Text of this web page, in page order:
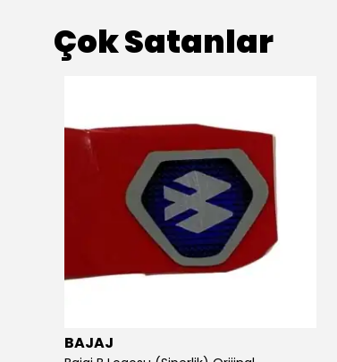
Çok Satanlar
BAJAJ